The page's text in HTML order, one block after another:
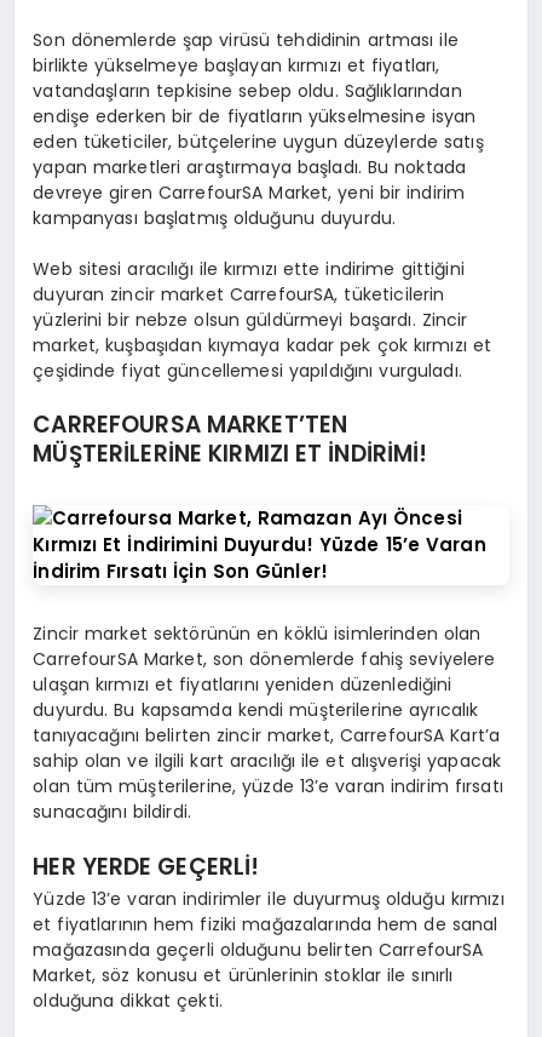
Son dönemlerde şap virüsü tehdidinin artması ile
birlikte yükselmeye başlayan kırmızı et fiyatları,
vatandaşların tepkisine sebep oldu. Sağlıklarından
endişe ederken bir de fiyatların yükselmesine isyan
eden tüketiciler, bütçelerine uygun düzeylerde satış
yapan marketleri araştırmaya başladı. Bu noktada
devreye giren CarrefourSA Market, yeni bir indirim
kampanyası başlatmış olduğunu duyurdu.
Web sitesi aracılığı ile kırmızı ette indirime gittiğini
duyuran zincir market CarrefourSA, tüketicilerin
yüzlerini bir nebze olsun güldürmeyi başardı. Zincir
market, kuşbaşıdan kıymaya kadar pek çok kırmızı et
çeşidinde fiyat güncellemesi yapıldığını vurguladı.
CARREFOURSA MARKET’TEN
MÜŞTERİLERİNE KIRMIZI ET İNDİRİMİ!
Zincir market sektörünün en köklü isimlerinden olan
CarrefourSA Market, son dönemlerde fahiş seviyelere
ulaşan kırmızı et fiyatlarını yeniden düzenlediğini
duyurdu. Bu kapsamda kendi müşterilerine ayrıcalık
tanıyacağını belirten zincir market, CarrefourSA Kart’a
sahip olan ve ilgili kart aracılığı ile et alışverişi yapacak
olan tüm müşterilerine, yüzde 13’e varan indirim fırsatı
sunacağını bildirdi.
HER YERDE GEÇERLİ!
Yüzde 13’e varan indirimler ile duyurmuş olduğu kırmızı
et fiyatlarının hem fiziki mağazalarında hem de sanal
mağazasında geçerli olduğunu belirten CarrefourSA
Market, söz konusu et ürünlerinin stoklar ile sınırlı
olduğuna dikkat çekti.